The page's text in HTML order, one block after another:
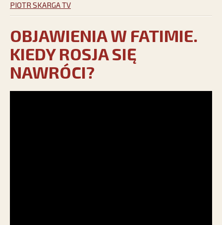
PIOTR SKARGA TV
OBJAWIENIA W FATIMIE.
KIEDY ROSJA SIĘ
NAWRÓCI?